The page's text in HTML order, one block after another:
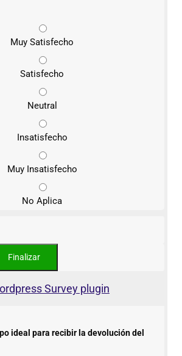
Muy Satisfecho
Satisfecho
Neutral
Insatisfecho
Muy Insatisfecho
No Aplica
Survey plugin
ideal para recibir la devolución del